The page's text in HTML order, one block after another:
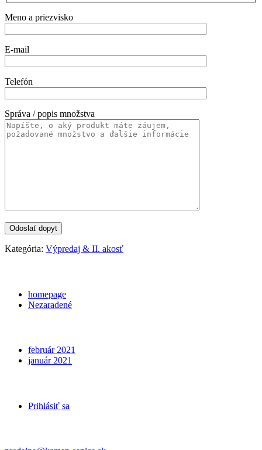
Meno a priezvisko
E-mail
Telefón
Správa / popis množstva
Kategória: Výpredaj & II. akosť
homepage
Nezaradené
február 2021
január 2021
Prihlásiť sa